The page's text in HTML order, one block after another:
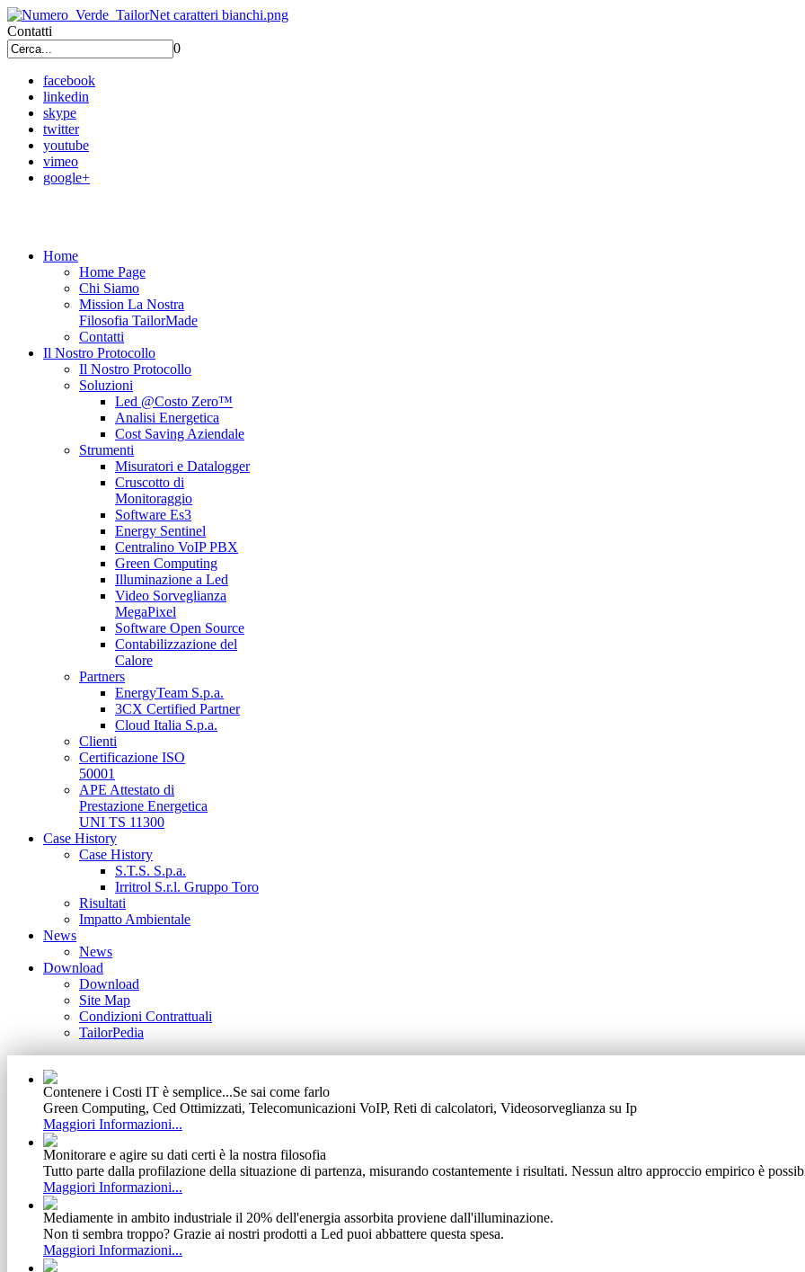
Contatti
0
facebook
linkedin
skype
twitter
youtube
vimeo
google+
Home
Home Page
Chi Siamo
Mission La Nostra
Filosofia TailorMade
Contatti
Il Nostro Protocollo
Il Nostro Protocollo
Soluzioni
Led @Costo Zero™
Analisi Energetica
Cost Saving Aziendale
Strumenti
Misuratori e Datalogger
Cruscotto di
Monitoraggio
Software Es3
Energy Sentinel
Centralino VoIP PBX
Green Computing
Illuminazione a Led
Video Sorveglianza
MegaPixel
Software Open Source
Contabilizzazione del
Calore
Partners
EnergyTeam S.p.a.
3CX Certified Partner
Cloud Italia S.p.a.
Clienti
Certificazione ISO
50001
APE Attestato di
Prestazione Energetica
UNI TS 11300
Case History
Case History
S.T.S. S.p.a.
Irritrol S.r.l. Gruppo Toro
Risultati
Impatto Ambientale
News
News
Download
Download
Site Map
Condizioni Contrattuali
TailorPedia
Contenere i Costi IT è semplice...Se sai come farlo
Green Computing, Ced Ottimizzati, Telecomunicazioni VoIP, Reti di calcolatori, Videosorveglianza su Ip
Maggiori Informazioni...
Monitorare e agire su dati certi è la nostra filosofia
Tutto parte dalla profilazione della situazione di partenza, misurando costantemente i risultati. Nessun altro approccio empirico è
Maggiori Informazioni...
Mediamente in ambito industriale il 20% dell'energia assorbita proviene dall'illuminazione.
Non ti sembra troppo? Grazie ai nostri prodotti a Led puoi abbattere questa spesa.
Maggiori Informazioni...